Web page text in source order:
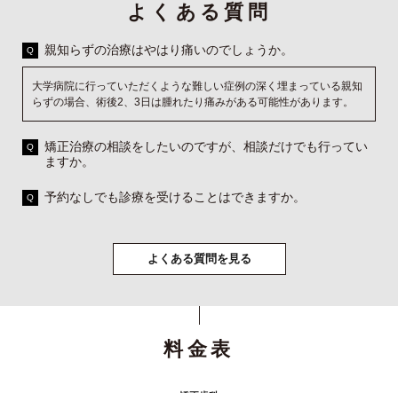
よくある質問
親知らずの治療はやはり痛いのでしょうか。
大学病院に行っていただくような難しい症例の深く埋まっている親知
らずの場合、術後2、3日は腫れたり痛みがある可能性があります。
矯正治療の相談をしたいのですが、相談だけでも行ってい
ますか。
予約なしでも診療を受けることはできますか。
よくある質問を見る
料金表